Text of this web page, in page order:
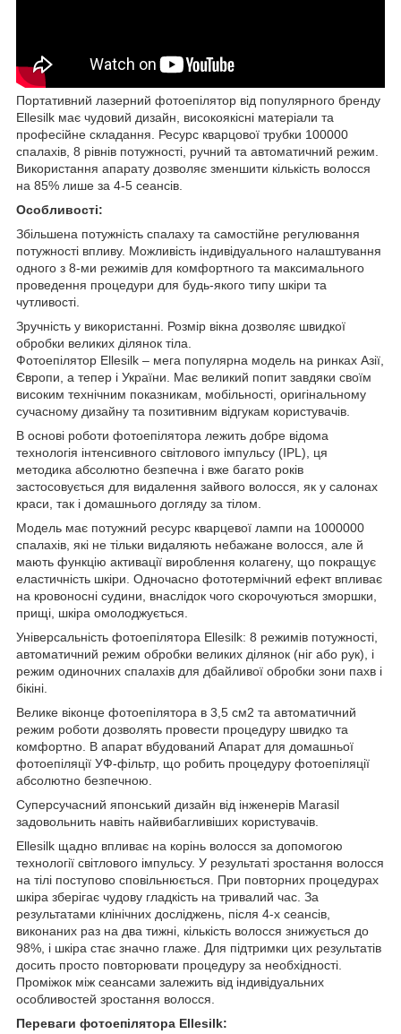
Портативний лазерний фотоепілятор від популярного бренду
Ellesilk має чудовий дизайн, високоякісні матеріали та
професійне складання. Ресурс кварцової трубки 100000
спалахів, 8 рівнів потужності, ручний та автоматичний режим.
Використання апарату дозволяє зменшити кількість волосся
на 85% лише за 4-5 сеансів.
Особливості:
Збільшена потужність спалаху та самостійне регулювання
потужності впливу. Можливість індивідуального налаштування
одного з 8-ми режимів для комфортного та максимального
проведення процедури для будь-якого типу шкіри та
чутливості.
Зручність у використанні. Розмір вікна дозволяє швидкої
обробки великих ділянок тіла.
Фотоепілятор Ellesilk – мега популярна модель на ринках Азії,
Європи, а тепер і України. Має великий попит завдяки своїм
високим технічним показникам, мобільності, оригінальному
сучасному дизайну та позитивним відгукам користувачів.
В основі роботи фотоепілятора лежить добре відома
технологія інтенсивного світлового імпульсу (IPL), ця
методика абсолютно безпечна і вже багато років
застосовується для видалення зайвого волосся, як у салонах
краси, так і домашнього догляду за тілом.
Модель має потужний ресурс кварцевої лампи на 1000000
спалахів, які не тільки видаляють небажане волосся, але й
мають функцію активації вироблення колагену, що покращує
еластичність шкіри. Одночасно фототермічний ефект впливає
на кровоносні судини, внаслідок чого скорочуються зморшки,
прищі, шкіра омолоджується.
Універсальність фотоепілятора Ellesilk: 8 режимів потужності,
автоматичний режим обробки великих ділянок (ніг або рук), і
режим одиночних спалахів для дбайливої обробки зони пахв і
бікіні.
Велике віконце фотоепілятора в 3,5 см2 та автоматичний
режим роботи дозволять провести процедуру швидко та
комфортно. В апарат вбудований Апарат для домашньої
фотоепіляції УФ-фільтр, що робить процедуру фотоепіляції
абсолютно безпечною.
Суперсучасний японський дизайн від інженерів Marasil
задовольнить навіть найвибагливіших користувачів.
Ellesilk щадно впливає на корінь волосся за допомогою
технології світлового імпульсу. У результаті зростання волосся
на тілі поступово сповільнюється. При повторних процедурах
шкіра зберігає чудову гладкість на тривалий час. За
результатами клінічних досліджень, після 4-х сеансів,
виконаних раз на два тижні, кількість волосся знижується до
98%, і шкіра стає значно глаже. Для підтримки цих результатів
досить просто повторювати процедуру за необхідності.
Проміжок між сеансами залежить від індивідуальних
особливостей зростання волосся.
Переваги фотоепілятора Ellesilk: